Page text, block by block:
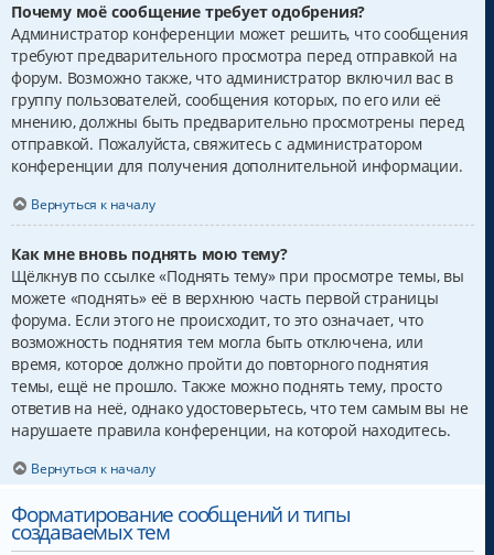
Почему моё сообщение требует одобрения?
Администратор конференции может решить, что сообщения
требуют предварительного просмотра перед отправкой на
форум. Возможно также, что администратор включил вас в
группу пользователей, сообщения которых, по его или её
мнению, должны быть предварительно просмотрены перед
отправкой. Пожалуйста, свяжитесь с администратором
конференции для получения дополнительной информации.
Вернуться к началу
Как мне вновь поднять мою тему?
Щёлкнув по ссылке «Поднять тему» при просмотре темы, вы
можете «поднять» её в верхнюю часть первой страницы
форума. Если этого не происходит, то это означает, что
возможность поднятия тем могла быть отключена, или
время, которое должно пройти до повторного поднятия
темы, ещё не прошло. Также можно поднять тему, просто
ответив на неё, однако удостоверьтесь, что тем самым вы не
нарушаете правила конференции, на которой находитесь.
Вернуться к началу
Форматирование сообщений и типы
создаваемых тем